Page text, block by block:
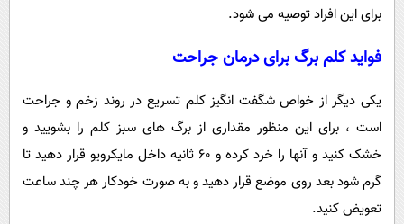
برای این افراد توصیه می شود.
فواید کلم برگ برای درمان جراحت
یکی دیگر از خواص شگفت انگیز کلم تسریع در روند زخم و جراحت
است ، برای این منظور مقداری از برگ های سبز کلم را بشویید و
خشک کنید و آنها را خرد کرده و 60 ثانیه داخل مایکرویو قرار دهید تا
گرم شود بعد روی موضع قرار دهید و به صورت خودکار هر چند ساعت
تعویض کنید.